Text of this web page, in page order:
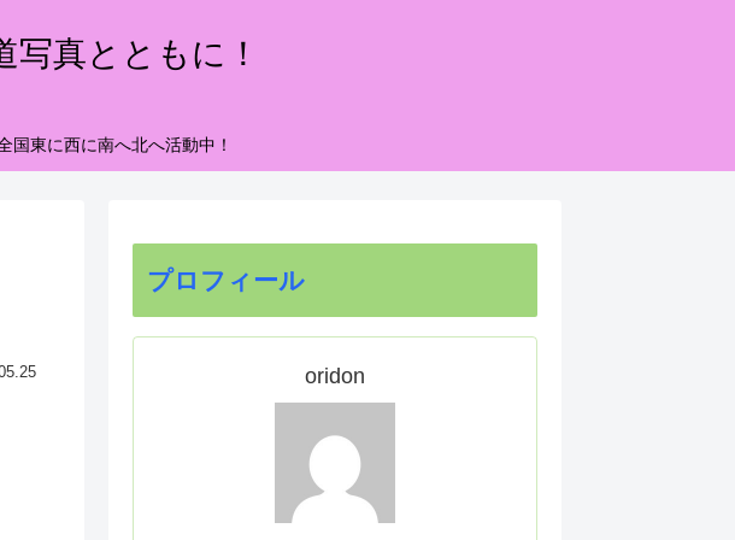
真とともに！
国東に西に南へ北へ活動中！
プロフィール
oridon